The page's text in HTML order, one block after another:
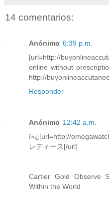
14 comentarios:
Anónimo 6:39 p.m.
[url=http://
online without
http://
Responder
Anónimo 12:42 a.m.
ï»¿[url=http://
レディース[/url]
Cartier Gold Observe
Within the World